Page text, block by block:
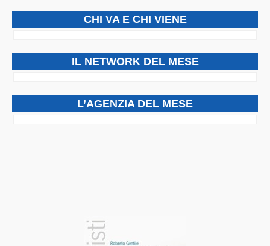
CHI VA E CHI VIENE
IL NETWORK DEL MESE
L’AGENZIA DEL MESE